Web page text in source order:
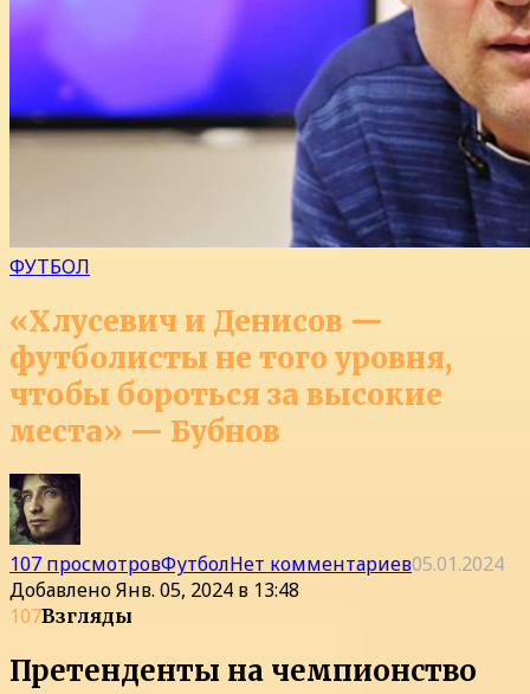
ФУТБОЛ
«Хлусевич и Денисов —
футболисты не того уровня,
чтобы бороться за высокие
места» — Бубнов
107 просмотровФутболНет комментариев05.01.2024
ДобавленоЯнв. 05, 2024 в 13:48
107Взгляды
Претенденты на чемпионство